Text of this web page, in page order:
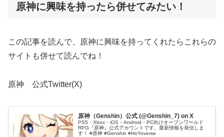
原神に興味を持ったら併せてみたい！
この記事を読んで、原神に興味を持ってくれたらこれらの
サイトも併せて読んでね！
原神 公式Twitter(X)
原神（Genshin）公式 (@Genshin_7) on X
PS5・Xbox・iOS・Android・PC向けオープンワールド
RPG『原神』公式アカウントです。最新情報を発信しま
す！ #原神 #Genshin #HoYoverse